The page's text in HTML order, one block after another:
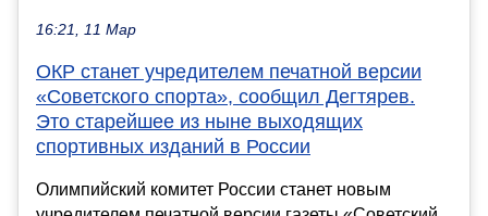
16:21, 11 Мар
ОКР станет учредителем печатной версии
«Советского спорта», сообщил Дегтярев.
Это старейшее из ныне выходящих
спортивных изданий в России
Олимпийский комитет России станет новым